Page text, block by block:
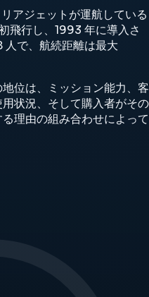
アジェットが運航している
飛行し、1993 年に導入さ
人で、航続距離は最大
位は、ミッション能力、客
状況、そして購入者がその
理由の組み合わせによって